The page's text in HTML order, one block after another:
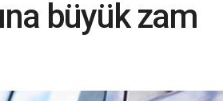
büyük zam